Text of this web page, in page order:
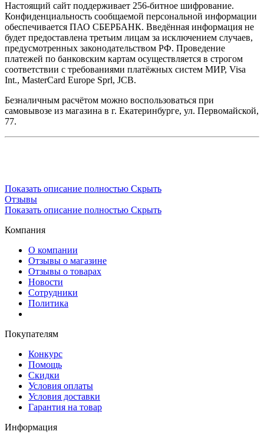
Настоящий сайт поддерживает 256-битное шифрование.
Конфиденциальность сообщаемой персональной информации
обеспечивается ПАО СБЕРБАНК. Введённая информация не
будет предоставлена третьим лицам за исключением случаев,
предусмотренных законодательством РФ. Проведение
платежей по банковским картам осуществляется в строгом
соответствии с требованиями платёжных систем МИР, Visa
Int., MasterCard Europe Sprl, JCB.
Безналичным расчётом можно воспользоваться при
самовывозе из магазина в г. Екатеринбурге, ул. Первомайской,
77.
Показать описание полностью Скрыть
Отзывы
Показать описание полностью Скрыть
Компания
О компании
Отзывы о магазине
Отзывы о товарах
Новости
Сотрудники
Политика
Покупателям
Конкурс
Помощь
Скидки
Условия оплаты
Условия доставки
Гарантия на товар
Информация